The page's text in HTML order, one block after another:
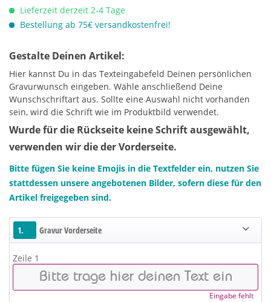
Lieferzeit derzeit 2-4 Tage
Bestellung ab 75€ versandkostenfrei!
Gestalte Deinen Artikel:
Hier kannst Du in das Texteingabefeld Deinen persönlichen
Gravurwunsch eingeben. Wähle anschließend Deine
Wunschschriftart aus. Sollte eine Auswahl nicht vorhanden
sein, wird die Schrift wie im Produktbild verwendet.
Wurde für die Rückseite keine Schrift ausgewählt,
verwenden wir die der Vorderseite.
Bitte fügen Sie keine Emojis in die Textfelder ein, nutzen Sie
stattdessen unsere angebotenen Bilder, sofern diese für den
Artikel freigegeben sind.
1. Gravur Vorderseite
Zeile 1
Eingabe fehlt